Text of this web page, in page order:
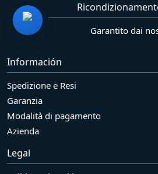
Garantito dai
Información
Spedizione e Resi
Garanzia
Modalità di pagamento
Azienda
Legal